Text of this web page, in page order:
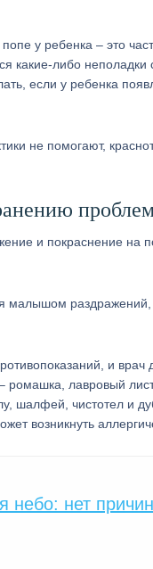
у ребенка – это
какие-либо
если у ребенка
не помогают,
и покраснение на
малышом
и врач
лавровый лист
шалфей, чистотел и
возникнуть
небо: нет